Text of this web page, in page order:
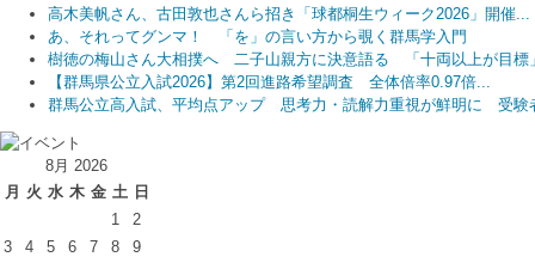
高木美帆さん、古田敦也さんら招き「球都桐生ウィーク2026」開催...
あ、それってグンマ！ 「を」の言い方から覗く群馬学入門
樹徳の梅山さん大相撲へ 二子山親方に決意語る 「十両以上が目標
【群馬県公立入試2026】第2回進路希望調査 全体倍率0.97倍...
群馬公立高入試、平均点アップ 思考力・読解力重視が鮮明に 受験
8月 2026
月 火 水 木 金 土 日
1
2
3
4 5 6 7 8
9